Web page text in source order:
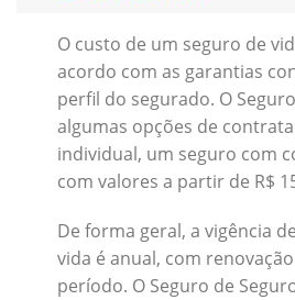
O custo de um seguro de
acordo com as garantias
perfil do segurado. O
algumas opções de
individual, um seguro com
com valores a partir de R$
De forma geral, a vigência
vida é anual, com
período. O Seguro de